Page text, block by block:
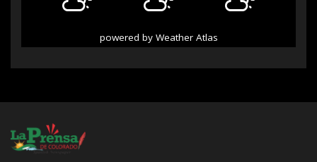
powered by Weather Atlas